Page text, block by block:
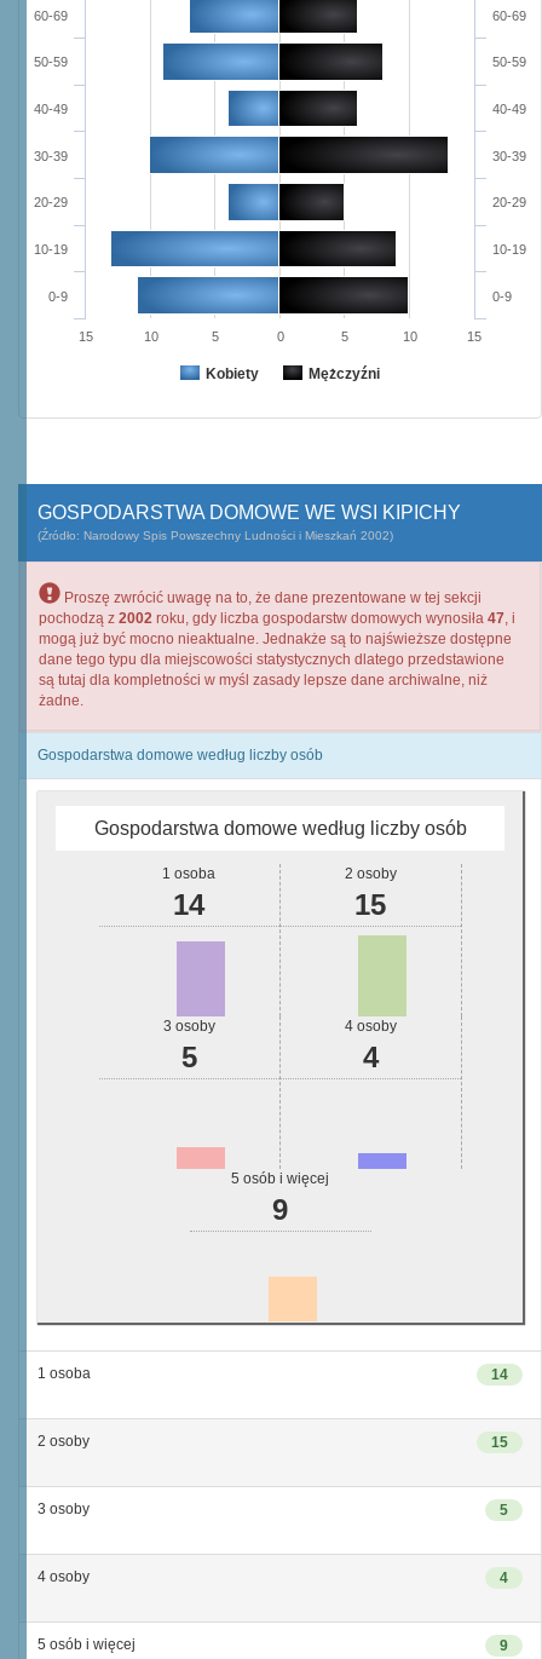
Kobiety Mężczyźni
0-9
10-19
20-29
30-39
40-49
50-59
60-69
0-9
10-19
20-29
30-39
40-49
50-59
60-69
15 10 5 0 5 10 15
GOSPODARSTWA DOMOWE WE WSI KIPICHY
(Źródło: Narodowy Spis Powszechny Ludności i Mieszkań 2002)
Proszę zwrócić uwagę na to, że dane prezentowane w tej sekcji
pochodzą z 2002 roku, gdy liczba gospodarstw domowych wynosiła 47, i
mogą już być mocno nieaktualne. Jednakże są to najświeższe dostępne
dane tego typu dla miejscowości statystycznych dlatego przedstawione
są tutaj dla kompletności w myśl zasady lepsze dane archiwalne, niż
żadne.
Gospodarstwa domowe według liczby osób
Gospodarstwa domowe według liczby osób
1 osoba
14
2 osoby
15
3 osoby
5
4 osoby
4
5 osób i więcej
9
14
1 osoba
15
2 osoby
5
3 osoby
4
4 osoby
9
5 osób i więcej